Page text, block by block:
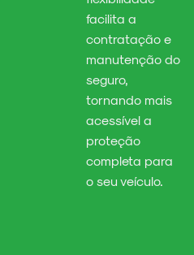
facilita a
contratação e
manutenção do
seguro,
tornando mais
acessível a
proteção
completa para
o seu veículo.